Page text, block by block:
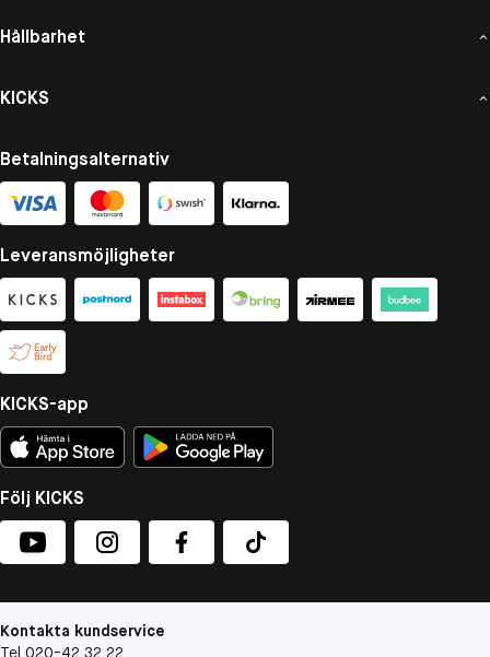
Hållbarhet
KICKS
Betalningsalternativ
Leveransmöjligheter
KICKS-app
Följ KICKS
Kontakta kundservice
Tel 020-42 32 22